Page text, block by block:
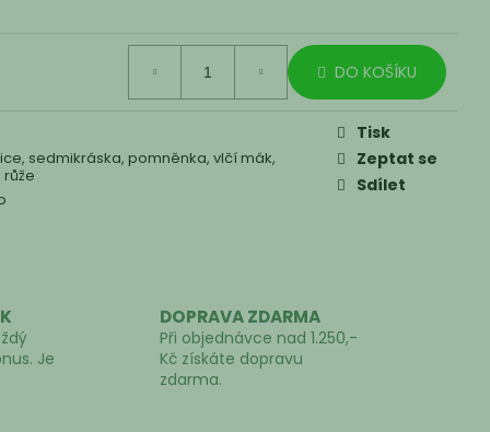
DO KOŠÍKU
sedmikráska, pomněnka, vlčí mák,
Tisk
Zeptat se
Sdílet
Je
DOPRAVA ZDARMA
Při objednávce nad 1.250,-
Kč získáte dopravu
zdarma.